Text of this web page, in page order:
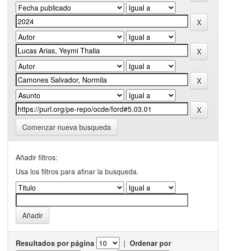
Comenzar nueva busqueda
Añadir filtros:
Usa los filtros para afinar la busqueda.
Resultados por página | Ordenar por